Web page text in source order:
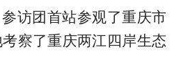
访团首站参观了重庆市
察了重庆两江四岸生态